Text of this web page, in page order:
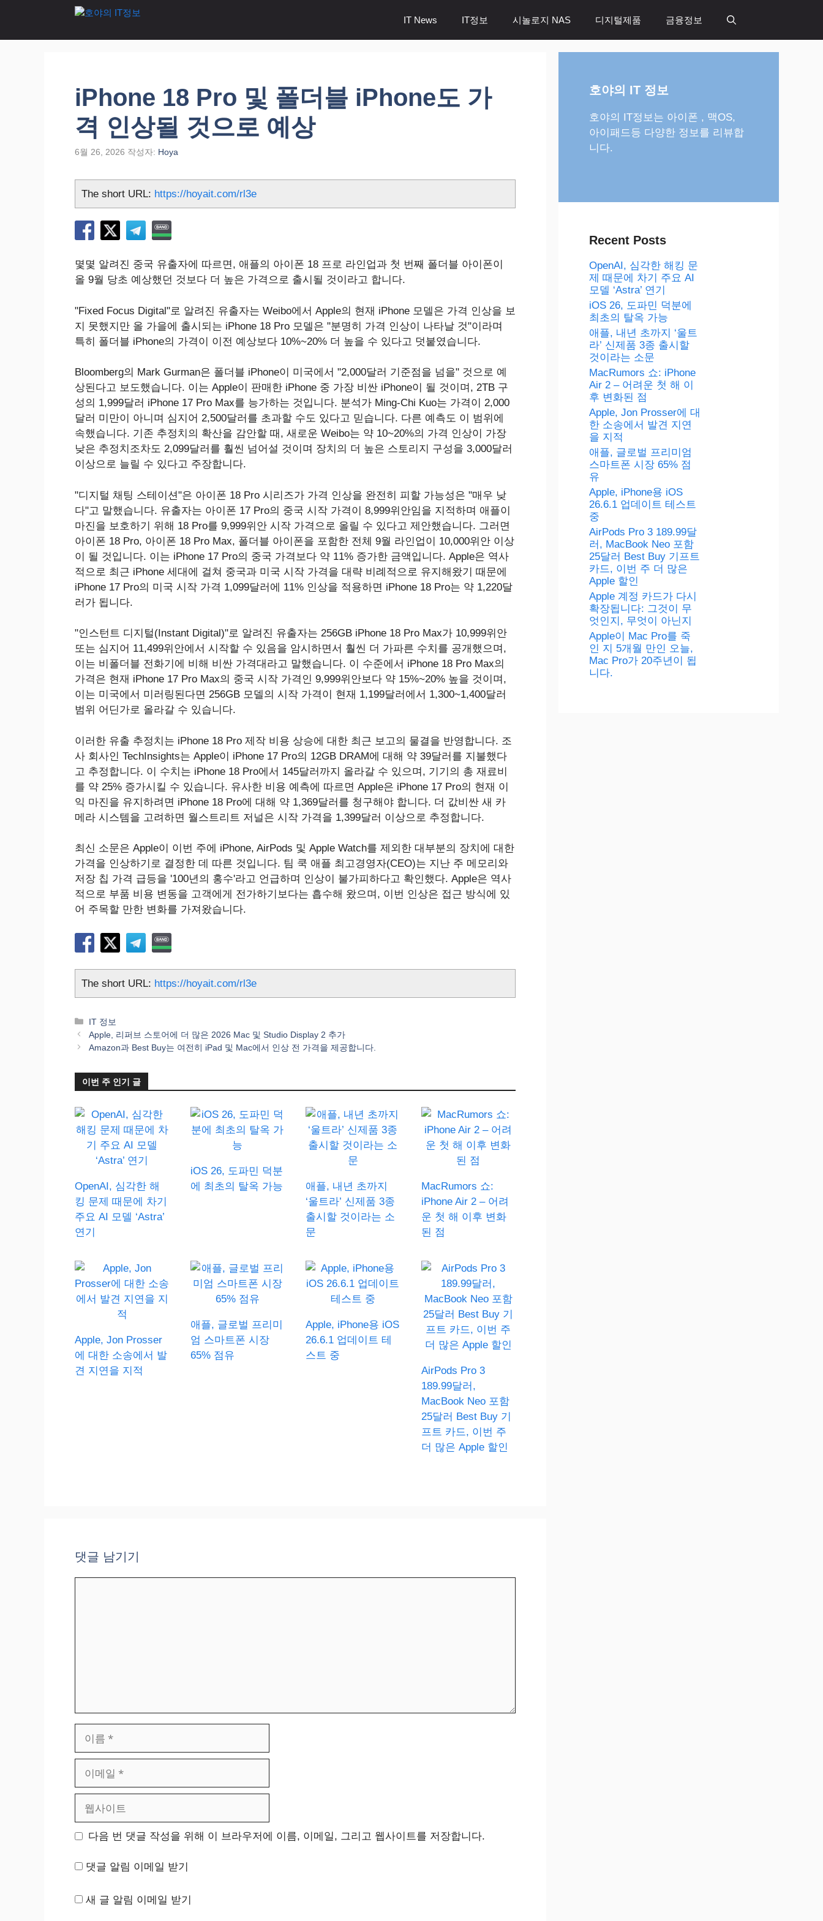
츠
IT News IT정보 시놀로지 NAS 디지털제품 금융정보
iPhone 18 Pro 및 폴더블 iPhone도 가
격 인상될 것으로 예상
6월 26, 2026 작성자: Hoya
The short URL: https://hoyait.com/rl3e
몇몇 알려진 중국 유출자에 따르면, 애플의 아이폰 18 프로 라인업과 첫 번째 폴더블 아이폰이
올 9월 당초 예상했던 것보다 더 높은 가격으로 출시될 것이라고 합니다.
"Fixed Focus Digital"로 알려진 유출자는 Weibo에서 Apple의 현재 iPhone 모델은 가격 인상을 보
지 못했지만 올 가을에 출시되는 iPhone 18 Pro 모델은 "분명히 가격 인상이 나타날 것"이라며
특히 폴더블 iPhone의 가격이 이전 예상보다 10%~20% 더 높을 수 있다고 덧붙였습니다.
Bloomberg의 Mark Gurman은 폴더블 iPhone이 미국에서 "2,000달러 기준점을 넘을" 것으로 예
상된다고 보도했습니다. 이는 Apple이 판매한 iPhone 중 가장 비싼 iPhone이 될 것이며, 2TB 구
성의 1,999달러 iPhone 17 Pro Max를 능가하는 것입니다. 분석가 Ming-Chi Kuo는 가격이 2,000
달러 미만이 아니며 심지어 2,500달러를 초과할 수도 있다고 믿습니다. 다른 예측도 이 범위에
속했습니다. 기존 추정치의 확산을 감안할 때, 새로운 Weibo는 약 10~20%의 가격 인상이 가장
낮은 추정치조차도 2,099달러를 훨씬 넘어설 것이며 장치의 더 높은 스토리지 구성을 3,000달러
이상으로 늘릴 수 있다고 주장합니다.
"디지털 채팅 스테이션"은 아이폰 18 Pro 시리즈가 가격 인상을 완전히 피할 가능성은 "매우 낮
다"고 말했습니다. 유출자는 아이폰 17 Pro의 중국 시작 가격이 8,999위안임을 지적하며 애플이
마진을 보호하기 위해 18 Pro를 9,999위안 시작 가격으로 올릴 수 있다고 제안했습니다. 그러면
아이폰 18 Pro, 아이폰 18 Pro Max, 폴더블 아이폰을 포함한 전체 9월 라인업이 10,000위안 이상
이 될 것입니다. 이는 iPhone 17 Pro의 중국 가격보다 약 11% 증가한 금액입니다. Apple은 역사
적으로 최근 iPhone 세대에 걸쳐 중국과 미국 시작 가격을 대략 비례적으로 유지해왔기 때문에
iPhone 17 Pro의 미국 시작 가격 1,099달러에 11% 인상을 적용하면 iPhone 18 Pro는 약 1,220달
러가 됩니다.
"인스턴트 디지털(Instant Digital)"로 알려진 유출자는 256GB ‌iPhone 18 Pro‌ Max가 10,999위안
또는 심지어 11,499위안에서 시작할 수 있음을 암시하면서 훨씬 더 가파른 수치를 공개했으며,
이는 비폴더블 전화기에 비해 비싼 가격대라고 말했습니다. 이 수준에서 ‌iPhone 18 Pro‌ Max의
가격은 현재 ‌iPhone 17 Pro‌ Max의 중국 시작 가격인 9,999위안보다 약 15%~20% 높을 것이며,
이는 미국에서 미러링된다면 256GB 모델의 시작 가격이 현재 1,199달러에서 1,300~1,400달러
범위 어딘가로 올라갈 수 있습니다.
이러한 유출 추정치는 iPhone 18 Pro 제작 비용 상승에 대한 최근 보고의 물결을 반영합니다. 조
사 회사인 TechInsights는 Apple이 iPhone 17 Pro의 12GB DRAM에 대해 약 39달러를 지불했다
고 추정합니다. 이 수치는 iPhone 18 Pro에서 145달러까지 올라갈 수 있으며, 기기의 총 재료비
를 약 25% 증가시킬 수 있습니다. 유사한 비용 예측에 따르면 Apple은 iPhone 17 Pro의 현재 이
익 마진을 유지하려면 iPhone 18 Pro에 대해 약 1,369달러를 청구해야 합니다. 더 값비싼 새 카
메라 시스템을 고려하면 월스트리트 저널은 시작 가격을 1,399달러 이상으로 추정합니다.
최신 소문은 Apple이 이번 주에 iPhone, AirPods 및 Apple Watch를 제외한 대부분의 장치에 대한
가격을 인상하기로 결정한 데 따른 것입니다. 팀 쿡 애플 최고경영자(CEO)는 지난 주 메모리와
저장 칩 가격 급등을 '100년의 홍수'라고 언급하며 인상이 불가피하다고 확인했다. Apple은 역사
적으로 부품 비용 변동을 고객에게 전가하기보다는 흡수해 왔으며, 이번 인상은 접근 방식에 있
어 주목할 만한 변화를 가져왔습니다.
The short URL: https://hoyait.com/rl3e
카
테
고
IT 정보
Apple, 리퍼브 스토어에 더 많은 2026 Mac 및 Studio Display 2 추가
Amazon과 Best Buy는 여전히 iPad 및 Mac에서 인상 전 가격을 제공합니다.
이번 주 인기 글
OpenAI, 심각한 해
킹 문제 때문에 차기
주요 AI 모델 ‘Astra’
연기
iOS 26, 도파민 덕분
에 최초의 탈옥 가능
애플, 내년 초까지
‘울트라’ 신제품 3종
출시할 것이라는 소
문
MacRumors 쇼:
iPhone Air 2 – 어려
운 첫 해 이후 변화
된 점
Apple, Jon Prosser
에 대한 소송에서 발
견 지연을 지적
애플, 글로벌 프리미
엄 스마트폰 시장
65% 점유
Apple, iPhone용 iOS
26.6.1 업데이트 테
스트 중
AirPods Pro 3
189.99달러,
MacBook Neo 포함
25달러 Best Buy 기
프트 카드, 이번 주
더 많은 Apple 할인
댓글 남기기
일
이 다음 번 댓글 작성을 위해 이 브라우저에 이름, 이메일, 그리고 웹사이트를 저장합니다.
댓글 알림 이메일 받기
새 글 알림 이메일 받기
호야의 IT 정보
호야의 IT정보는 아이폰 , 맥OS,
아이패드등 다양한 정보를 리뷰합
니다.
Recent Posts
OpenAI, 심각한 해킹 문
제 때문에 차기 주요 AI
모델 ‘Astra’ 연기
iOS 26, 도파민 덕분에
최초의 탈옥 가능
애플, 내년 초까지 ‘울트
라’ 신제품 3종 출시할
것이라는 소문
MacRumors 쇼: iPhone
Air 2 – 어려운 첫 해 이
후 변화된 점
Apple, Jon Prosser에 대
한 소송에서 발견 지연
을 지적
애플, 글로벌 프리미엄
스마트폰 시장 65% 점
유
Apple, iPhone용 iOS
26.6.1 업데이트 테스트
중
AirPods Pro 3 189.99달
러, MacBook Neo 포함
25달러 Best Buy 기프트
카드, 이번 주 더 많은
Apple 할인
Apple 계정 카드가 다시
확장됩니다: 그것이 무
엇인지, 무엇이 아닌지
Apple이 Mac Pro를 죽
인 지 5개월 만인 오늘,
Mac Pro가 20주년이 됩
니다.